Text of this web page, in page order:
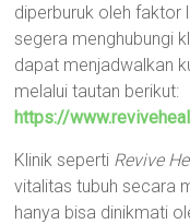
diperburuk oleh faktor
segera menghubungi
dapat menjadwalkan
melalui tautan berikut:
https://
Klinik seperti Revive
vitalitas tubuh secara
hanya bisa dinikmati